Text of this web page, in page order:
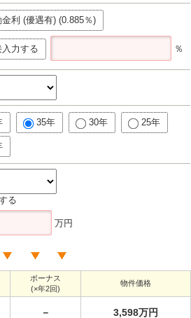
金利 (優遇有) (0.885％)
入力する ％
35年 30年 25年
る
万円
ボーナス
(×年2回)
物件価格
－ 3,598万円